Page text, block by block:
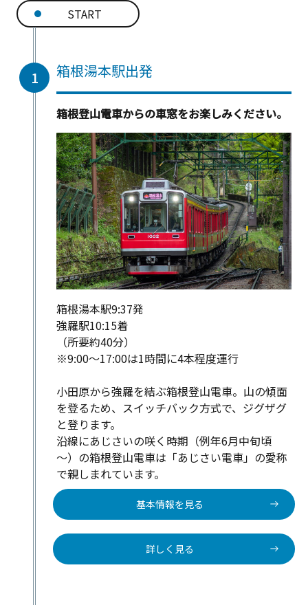
箱根登山ケーブルカーで強羅へ
箱根強羅公園★
強羅駅で乗り換え
小田原駅到着
START
1 箱根湯本駅出発
箱根登山電車からの車窓をお楽しみください。
箱根湯本駅9:37発
強羅駅10:15着
（所要約40分）
※9:00～17:00は1時間に4本程度運行
小田原から強羅を結ぶ箱根登山電車。山の傾面
を登るため、スイッチバック方式で、ジグザグ
と登ります。
沿線にあじさいの咲く時期（例年6月中旬頃
～）の箱根登山電車は「あじさい電車」の愛称
で親しまれています。
基本情報を見る
詳しく見る